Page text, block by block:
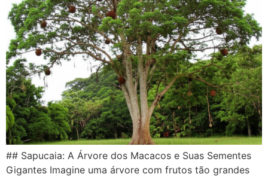
## Sapucaia: A Árvore dos Macacos e Suas Sementes
Gigantes Imagine uma árvore com frutos tão grandes